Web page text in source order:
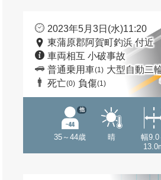
2023年5月3日(水)11:20
東蒲原郡阿賀町釣浜 付近
車両相互 小破事故
普通乗用車(1) 大型自動二
死亡(0) 負傷(1)
35～44歳
他
晴
幅9.0